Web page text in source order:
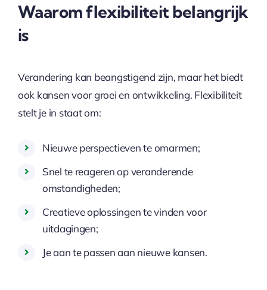
Waarom flexibiliteit belangrijk
is
Verandering kan beangstigend zijn, maar het biedt
ook kansen voor groei en ontwikkeling. Flexibiliteit
stelt je in staat om:
Nieuwe perspectieven te omarmen;
Snel te reageren op veranderende
omstandigheden;
Creatieve oplossingen te vinden voor
uitdagingen;
Je aan te passen aan nieuwe kansen.